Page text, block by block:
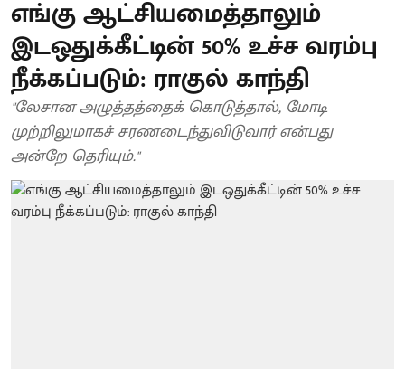
எங்கு ஆட்சியமைத்தாலும்
இடஒதுக்கீட்டின் 50% உச்ச வரம்பு
நீக்கப்படும்: ராகுல் காந்தி
"லேசான அழுத்தத்தைக் கொடுத்தால், மோடி
முற்றிலுமாகச் சரணடைந்துவிடுவார் என்பது
அன்றே தெரியும்."